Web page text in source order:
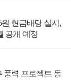
현금배당 실시,
공개 예정
풍력 프로젝트 동